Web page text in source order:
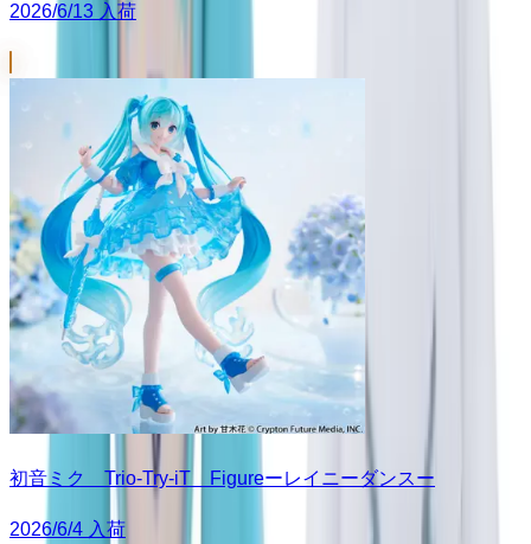
2026/6/13 入荷
初音ミク Trio-Try-iT Figureーレイニーダンスー
2026/6/4 入荷